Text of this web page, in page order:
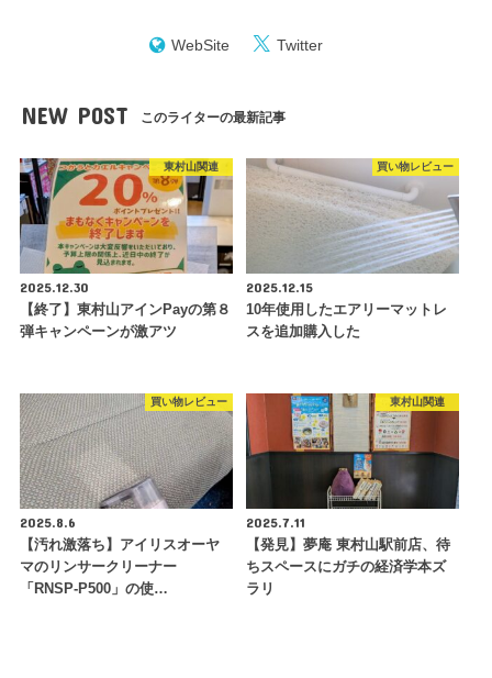
WebSite Twitter
NEW POST このライターの最新記事
東村山関連
2025.12.30
【終了】東村山アインPayの第８
弾キャンペーンが激アツ
買い物レビュー
2025.12.15
10年使用したエアリーマットレ
スを追加購入した
買い物レビュー
2025.8.6
【汚れ激落ち】アイリスオーヤ
マのリンサークリーナー
「RNSP-P500」の使…
東村山関連
2025.7.11
【発見】夢庵 東村山駅前店、待
ちスペースにガチの経済学本ズ
ラリ